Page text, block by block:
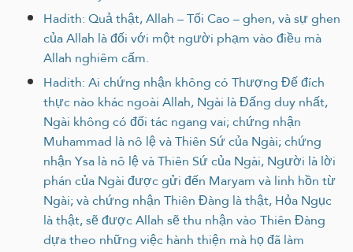
Hadith: Quả thật, Allah – Tối Cao – ghen, và sự ghen
của Allah là đối với một người phạm vào điều mà
Allah nghiêm cấm.
Hadith: Ai chứng nhận không có Thượng Đế đích
thực nào khác ngoài Allah, Ngài là Đấng duy nhất,
Ngài không có đối tác ngang vai; chứng nhận
Muhammad là nô lệ và Thiên Sứ của Ngài; chứng
nhận Ysa là nô lệ và Thiên Sứ của Ngài, Người là lời
phán của Ngài được gửi đến Maryam và linh hồn từ
Ngài; và chứng nhận Thiên Đàng là thật, Hỏa Ngục
là thật, sẽ được Allah sẽ thu nhận vào Thiên Đàng
dựa theo những việc hành thiện mà họ đã làm